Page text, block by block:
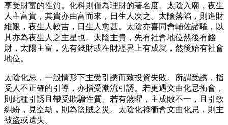
享受財富的性質。化科則僅為理財的著名度。太陰入廟，夜生
人主富貴，其貴亦由富而來，日生人次之。太陰落陷，則進財
維艱，夜生人較吉，日生人愈甚。太陰亦喜同會輔佐諸曜，以
其亦為夜生人之主星也。太陰主貴，先有社會地位然後有錢
財，太陽主富，先有錢財或在財經界上有成就，然後始有社會
地位。
太陰化忌，一般情形下主受引誘而致投資失敗。所謂受誘，指
受人不正確的引導，亦指受潮流引誘。若更遇文曲化忌衝會，
則此種引誘且帶受欺騙性質。若有煞曜，主成敗不一，且引致
糾紛，見空劫，則為盜賊之災。太陰化祿衝會文曲化忌，則主
被盜或遺失。